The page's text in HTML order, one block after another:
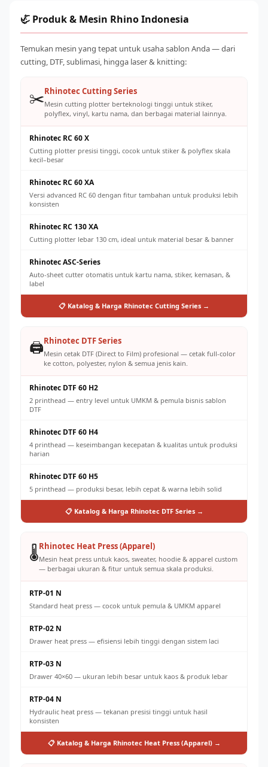
Kalibrasi konveyor oven secara berkala untuk suhu cure
yang konsisten
dan penyusutan mesin. Total biaya produksi umumnya Rp
🦏 Produk & Mesin Rhino Indonesia
Temukan mesin yang tepat untuk usaha sablon Anda — dari
cutting, DTF, sublimasi, hingga laser & knitting:
✂️Rhinotec Cutting Series
Mesin cutting plotter berteknologi tinggi untuk stiker,
polyflex, vinyl, kartu nama, dan berbagai material lainnya.
Rhinotec RC 60 X
Cutting plotter presisi tinggi, cocok untuk stiker & polyflex skala
kecil–besar
Rhinotec RC 60 XA
Versi advanced RC 60 dengan fitur tambahan untuk produksi lebih
konsisten
Rhinotec RC 130 XA
Cutting plotter lebar 130 cm, ideal untuk material besar & banner
Rhinotec ASC-Series
Auto-sheet cutter otomatis untuk kartu nama, stiker, kemasan, &
label
📋 Katalog & Harga Rhinotec Cutting Series →
🖨️Rhinotec DTF Series
Mesin cetak DTF (Direct to Film) profesional — cetak full-color
ke cotton, polyester, nylon & semua jenis kain.
Rhinotec DTF 60 H2
2 printhead — entry level untuk UMKM & pemula bisnis sablon
DTF
Rhinotec DTF 60 H4
4 printhead — keseimbangan kecepatan & kualitas untuk produksi
harian
Rhinotec DTF 60 H5
5 printhead — produksi besar, lebih cepat & warna lebih solid
📋 Katalog & Harga Rhinotec DTF Series →
🌡️Rhinotec Heat Press (Apparel)
Mesin heat press untuk kaos, sweater, hoodie & apparel custom
— berbagai ukuran & fitur untuk semua skala produksi.
RTP-01 N
Standard heat press — cocok untuk pemula & UMKM apparel
RTP-02 N
Drawer heat press — efisiensi lebih tinggi dengan sistem laci
RTP-03 N
Drawer 40×60 — ukuran lebih besar untuk kaos & produk lebar
RTP-04 N
Hydraulic heat press — tekanan presisi tinggi untuk hasil
konsisten
📋 Katalog & Harga Rhinotec Heat Press (Apparel) →